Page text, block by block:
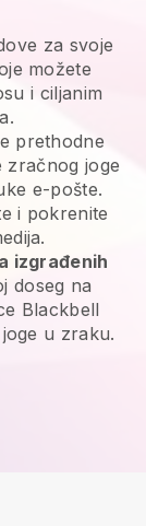
za svoje
možete
i ciljanim
prethodne
zračnog joge
e-pošte.
i pokrenite
izgrađenih
doseg na
Blackbell
u zraku.